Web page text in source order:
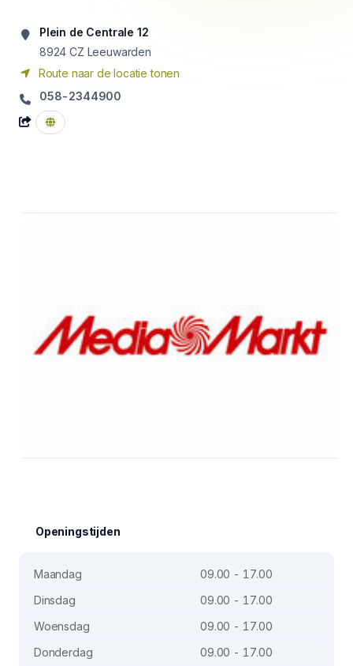
Plein de Centrale 12
8924 CZ Leeuwarden
Route naar de locatie tonen
058-2344900
Openingstijden
Maandag
09.00 - 17.00
Dinsdag
09.00 - 17.00
Woensdag
09.00 - 17.00
Donderdag
09.00 - 17.00